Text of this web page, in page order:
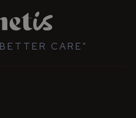
CARE"